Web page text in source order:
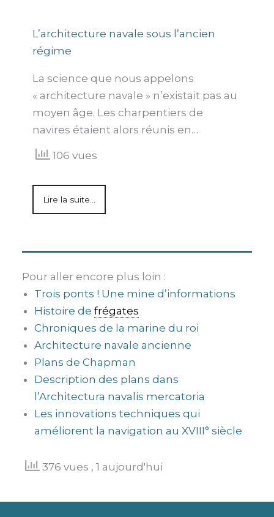
L’architecture navale sous l’ancien
régime
La science que nous appelons
« architecture navale » n’existait pas au
moyen âge. Les charpentiers de
navires étaient alors réunis en…
106 vues
Lire la suite...
Pour aller encore plus loin :
Trois ponts ! Une mine d’informations
Histoire defrégates
Chroniques de la marine du roi
Architecture navale ancienne
Plans de Chapman
Description des plans dans
l’Architectura navalis mercatoria
Les innovations techniques qui
améliorent la navigation au XVIII° siècle
376 vues , 1 aujourd'hui